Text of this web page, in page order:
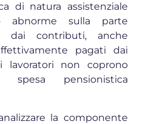
di natura assistenziale
sulla parte
dai contributi, anche
pagati dai
non coprono
pensionistica
la componente